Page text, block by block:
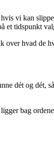
vi kan
et tidspunkt
over hvad de
dét og dét,
bag